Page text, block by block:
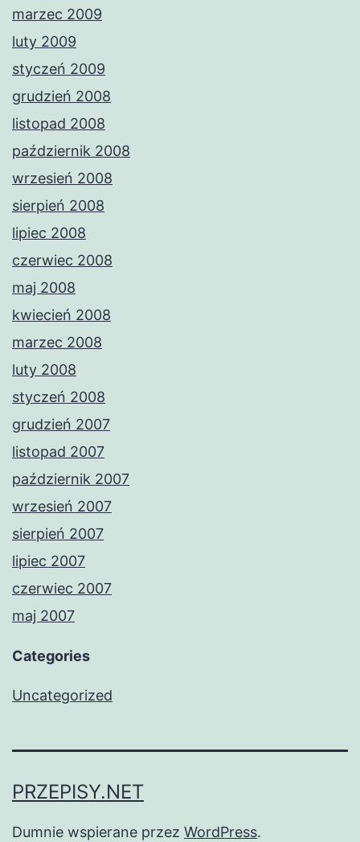
marzec 2009
luty 2009
styczeń 2009
grudzień 2008
listopad 2008
październik 2008
wrzesień 2008
sierpień 2008
lipiec 2008
czerwiec 2008
maj 2008
kwiecień 2008
marzec 2008
luty 2008
styczeń 2008
grudzień 2007
listopad 2007
październik 2007
wrzesień 2007
sierpień 2007
lipiec 2007
czerwiec 2007
maj 2007
Categories
Uncategorized
PRZEPISY.NET
Dumnie wspierane przez WordPress.